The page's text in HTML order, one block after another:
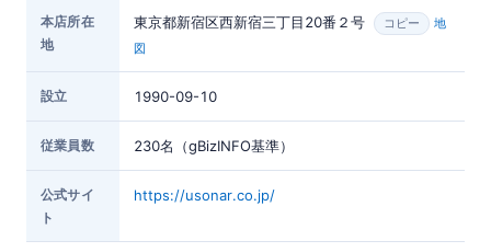
本店所在
地
東京都新宿区西新宿三丁目20番２号 コピー
地
図
設立 1990-09-10
従業員数 230名（gBizINFO基準）
公式サイ
ト
https://usonar.co.jp/